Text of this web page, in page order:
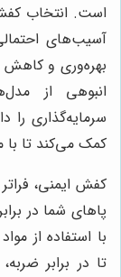
است. انتخاب کفش
آسیب‌های
بهره‌وری و کاهش
انبوهی از
سرمایه‌گذاری را
کمک می‌کند تا با
کفش ایمنی،
پاهای شما در
با استفاده از
تا در برابر